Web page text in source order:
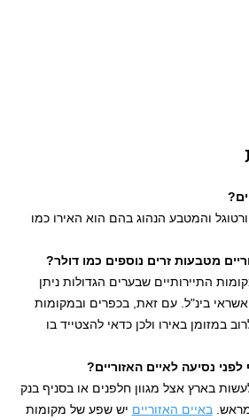
והמטבע הנהוג בהם הוא האירו כמו
מטבעות זרים נוספים כמו דולר?
התיירותיים שבערים הגדולות ניתן
בינ"ל. עם זאת, בכפרים ובמקומות
במזומן באירו ולכן כדאי להצטייד בו
נסיעה לאיים האזוריים?
בארץ אצל מגוון חלפנים או בסניף בנק
מראש.באיים האזוריים יש שפע של מקומות